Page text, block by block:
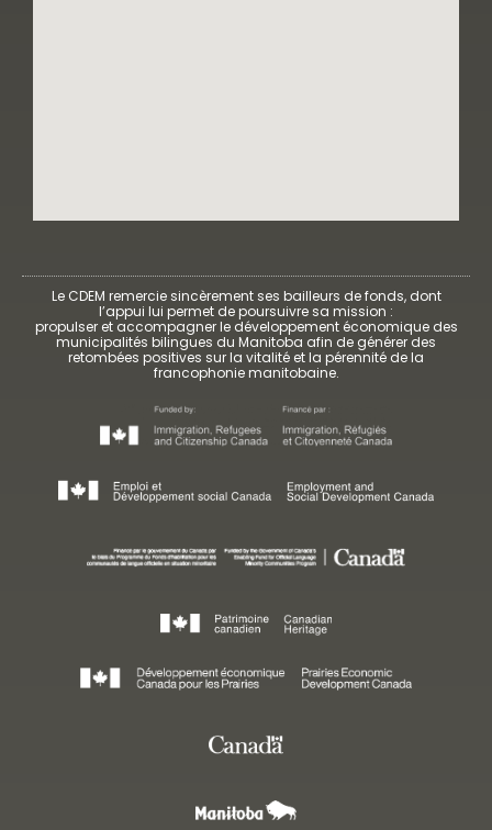
Le CDEM remercie sincèrement ses bailleurs de fonds, dont
l’appui lui permet de poursuivre sa mission :
propulser et accompagner le développement économique des
municipalités bilingues du Manitoba afin de générer des
retombées positives sur la vitalité et la pérennité de la
francophonie manitobaine.